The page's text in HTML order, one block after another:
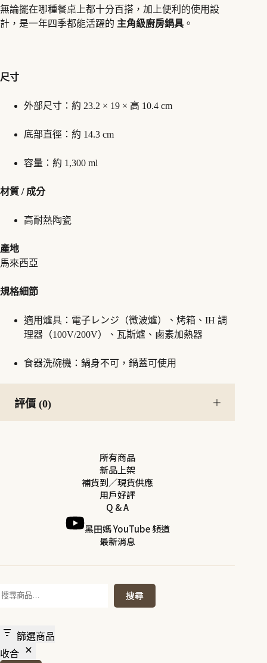
無論擺在哪種餐桌上都十分百搭，加上便利的使用設
計，是一年四季都能活躍的 主角級廚房鍋具 。
尺寸
外部尺寸：約 23.2 × 19 × 高 10.4 cm
底部直徑：約 14.3 cm
容量：約 1,300 ml
材質 / 成分
高耐熱陶瓷
產地
馬來西亞
規格細節
適用爐具：電子レンジ（微波爐）、烤箱、IH 調
理器（100V/200V）、瓦斯爐、鹵素加熱器
食器洗碗機：鍋身不可，鍋蓋可使用
評價 (0)
所有商品
新品上架
補貨到／現貨供應
用戶好評
Q & A
黑田媽 YouTube 頻道
最新消息
搜
搜尋
篩選商品
收合